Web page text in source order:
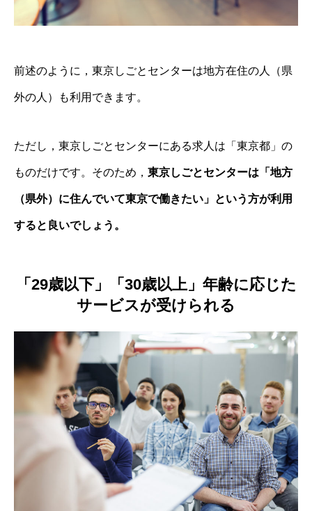
前述のように，東京しごとセンターは地方在住の人（県
外の人）も利用できます。
ただし，東京しごとセンターにある求人は「東京都」の
ものだけです。そのため， 東京しごとセンターは「地方
（県外）に住んでいて東京で働きたい」という方が利用
すると良いでしょう。
「29歳以下」「30歳以上」年齢に応じた
サービスが受けられる